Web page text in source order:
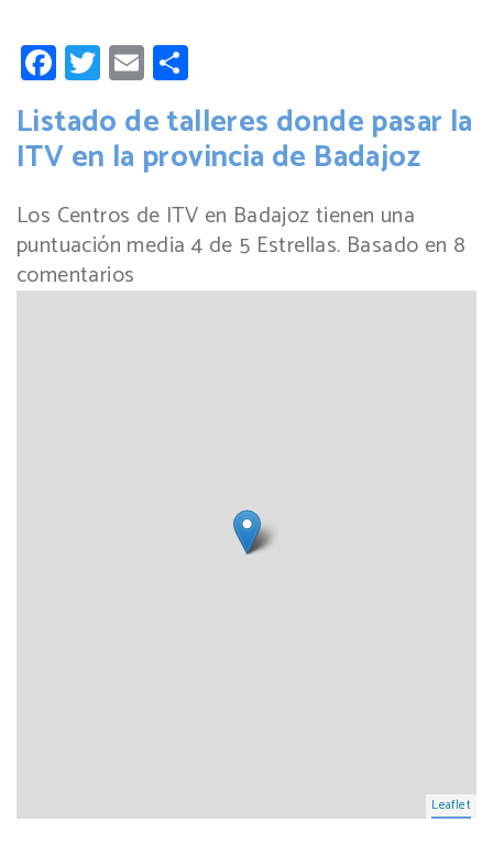
Facebook
Twitter
Email
Listado de talleres donde pasar la
ITV en la provincia de Badajoz
Los Centros de ITV en Badajoz tienen una
puntuación media 4 de 5 Estrellas. Basado en 8
comentarios
Leaflet